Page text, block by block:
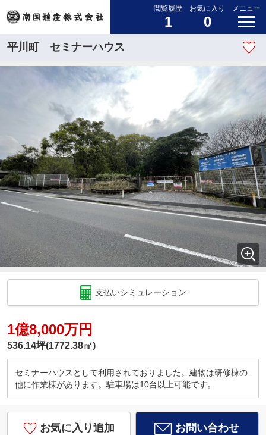
閲覧履歴
1
お気に入り
0
メニュー
平川町 セミナーハウス
支払いシミュレーション
1億8,000万円
536.14坪(1772.38㎡)
セミナーハウスとして利用されておりました。建物は研修棟の
他に作業棟があります。駐車場は10台以上可能です。
お気に入り追加 お問い合わせ